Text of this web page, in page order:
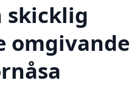
skicklig
omgivande